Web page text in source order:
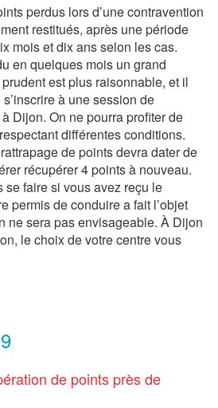
perdus lors d’une contravention
restitués, après une période
mois et dix ans selon les cas.
en quelques mois un grand
est plus raisonnable, et il
à une session de
Dijon. On ne pourra profiter de
différentes conditions.
de points devra dater de
récupérer 4 points à nouveau.
se faire si vous avez reçu le
permis de conduire a fait l’objet
ne sera pas envisageable. À Dijon
le choix de votre centre vous
de points près de